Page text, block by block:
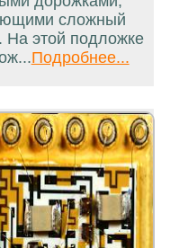
сложный
На этой подложке
Подробнее...